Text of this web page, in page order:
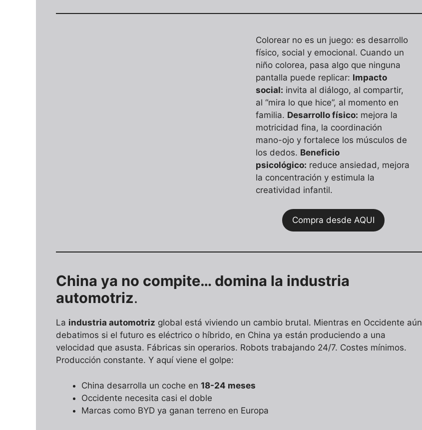
Colorear no es un juego: es desarrollo
físico, social y emocional. Cuando un
niño colorea, pasa algo que ninguna
pantalla puede replicar: Impacto
social: invita al diálogo, al compartir,
al “mira lo que hice”, al momento en
familia. Desarrollo físico: mejora la
motricidad fina, la coordinación
mano-ojo y fortalece los músculos de
los dedos. Beneficio
psicológico: reduce ansiedad, mejora
la concentración y estimula la
creatividad infantil.
Compra desde AQUI
China ya no compite… domina la industria
automotriz.
La industria automotriz global está viviendo un cambio brutal. Mientras en Occidente aún
debatimos si el futuro es eléctrico o híbrido, en China ya están produciendo a una
velocidad que asusta. Fábricas sin operarios. Robots trabajando 24/7. Costes mínimos.
Producción constante. Y aquí viene el golpe:
China desarrolla un coche en 18-24 meses
Occidente necesita casi el doble
Marcas como BYD ya ganan terreno en Europa